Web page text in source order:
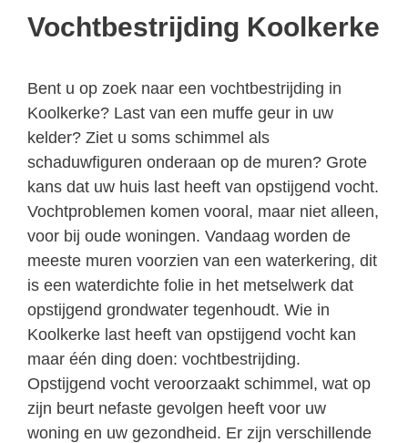
Vochtbestrijding Koolkerke
Bent u op zoek naar een vochtbestrijding in
Koolkerke? Last van een muffe geur in uw
kelder? Ziet u soms schimmel als
schaduwfiguren onderaan op de muren? Grote
kans dat uw huis last heeft van opstijgend vocht.
Vochtproblemen komen vooral, maar niet alleen,
voor bij oude woningen. Vandaag worden de
meeste muren voorzien van een waterkering, dit
is een waterdichte folie in het metselwerk dat
opstijgend grondwater tegenhoudt. Wie in
Koolkerke last heeft van opstijgend vocht kan
maar één ding doen: vochtbestrijding.
Opstijgend vocht veroorzaakt schimmel, wat op
zijn beurt nefaste gevolgen heeft voor uw
woning en uw gezondheid. Er zijn verschillende